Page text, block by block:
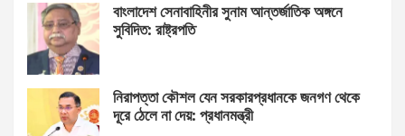
বাংলাদেশ সেনাবাহিনীর সুনাম আন্তর্জাতিক অঙ্গনে
সুবিদিত: রাষ্ট্রপতি
নিরাপত্তা কৌশল যেন সরকারপ্রধানকে জনগণ থেকে
দূরে ঠেলে না দেয়: প্রধানমন্ত্রী